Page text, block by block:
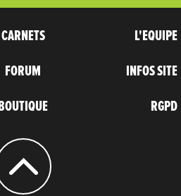
CARNETS
FORUM
BOUTIQUE
L'EQUIPE
INFOS SITE
RGPD